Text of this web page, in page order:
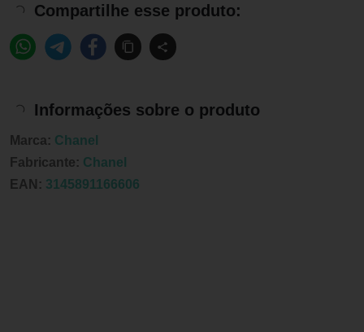
Compartilhe esse produto:
Informações sobre o produto
Marca: Chanel
Fabricante: Chanel
EAN: 3145891166606